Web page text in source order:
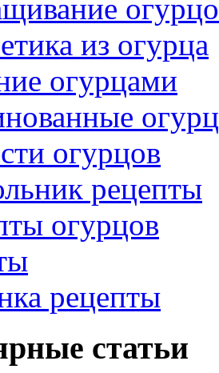
из огурца
огурцами
огурцов
рецепты
огурцов
рецепты
статьи